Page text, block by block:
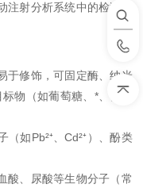
注射分析系统中的检测器
于修饰，可固定酶、纳米
物（如葡萄糖、*、神经
（如Pb²⁺、Cd²⁺）、酚类
酸、尿酸等生物分子（常